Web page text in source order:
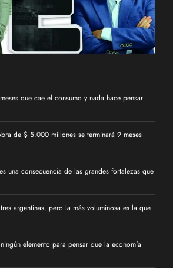
que cae el consumo y nada hace pensar
de $ 5.000 millones se terminará 9 meses
una consecuencia de las grandes fortalezas que
argentinas, pero la más voluminosa es la que
elemento para pensar que la economía